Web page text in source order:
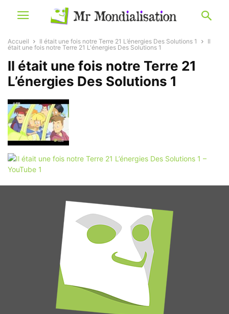
Accueil Il était une fois notre Terre 21 L’énergies Des Solutions 1
Il
était une fois notre Terre 21 L'énergies Des Solutions 1
Il était une fois notre Terre 21
L’énergies Des Solutions 1